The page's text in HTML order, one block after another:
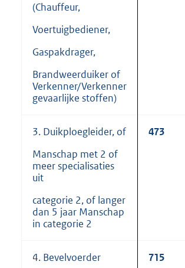
(Chauffeur,
Voertuigbediener,
Gaspakdrager,
Brandweerduiker of
Verkenner/Verkenner
gevaarlijke stoffen)
3. Duikploegleider, of
Manschap met 2 of
meer specialisaties
uit
categorie 2, of langer
dan 5 jaar Manschap
in categorie 2
473
4. Bevelvoerder 715